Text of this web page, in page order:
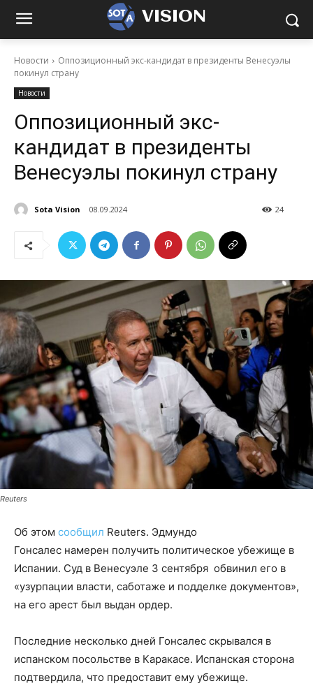
VISION
Новости
Оппозиционный экс-кандидат в президенты Венесуэлы
покинул страну
Новости
Оппозиционный экс-
кандидат в президенты
Венесуэлы покинул страну
Sota Vision 08.09.2024 24
Reuters
Об этом сообщил Reuters. Эдмундо
Гонсалес намерен получить политическое убежище в
Испании. Суд в Венесуэле 3 сентября обвинил его в
«узурпации власти, саботаже и подделке документов»,
на его арест был выдан ордер.
Последние несколько дней Гонсалес скрывался в
испанском посольстве в Каракасе. Испанская сторона
подтвердила, что предоставит ему убежище.